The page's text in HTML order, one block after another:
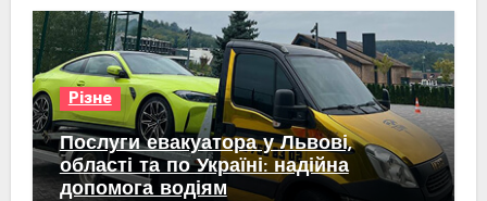
Різне
Послуги евакуатора у Львові,
області та по Україні: надійна
допомога водіям